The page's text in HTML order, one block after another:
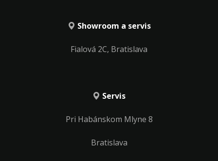
Showroom a servis
Fialová 2C, Bratislava
Servis
Pri Habánskom Mlyne 8
Bratislava